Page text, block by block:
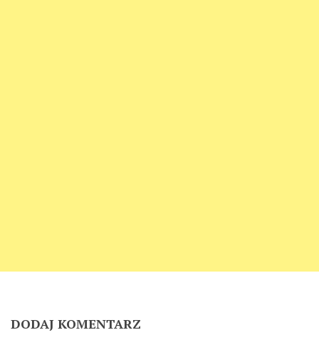
DODAJ KOMENTARZ